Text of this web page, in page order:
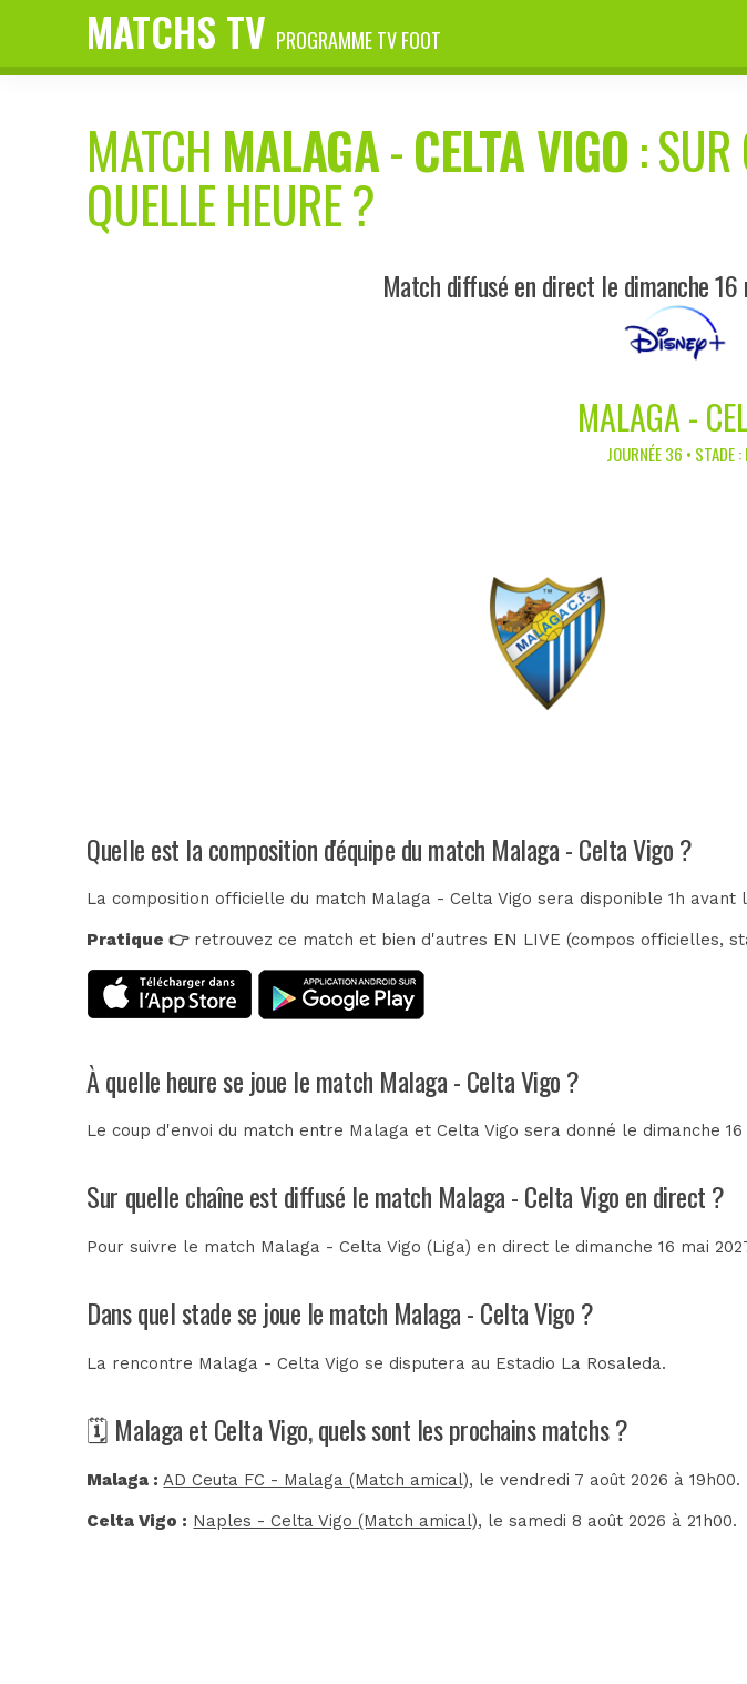
MATCHS TV PROGRAMME TV FOOT
MATCH MALAGA-CELTA VIGO:
QUELLE HEURE ?
Match diffusé en direct le dimanche
MALAGA -
JOURNÉE 36 • STADE
Quelle est la composition d'équipe du match Malaga - Celta Vigo ?
La composition officielle du match Malaga - Celta Vigo sera disponible 1h avant
Pratique 👉retrouvez ce match et bien d'autres EN LIVE (compos officielles,
À quelle heure se joue le match Malaga - Celta Vigo ?
Le coup d'envoi du match entre Malaga et Celta Vigo sera donné le dimanche
Sur quelle chaîne est diffusé le match Malaga - Celta Vigo en direct ?
Pour suivre le match Malaga - Celta Vigo (Liga) en direct le dimanche 16 mai
Dans quel stade se joue le match Malaga - Celta Vigo ?
La rencontre Malaga - Celta Vigo se disputera au Estadio La Rosaleda.
🗓️ Malaga et Celta Vigo, quels sont les prochains matchs ?
Malaga : AD Ceuta FC - Malaga (Match amical), le vendredi 7 août 2026 à 19h00.
Celta Vigo : Naples - Celta Vigo (Match amical), le samedi 8 août 2026 à 21h00.